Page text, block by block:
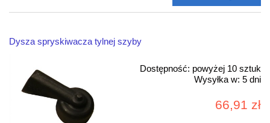
Dysza spryskiwacza tylnej szyby
Dostępność: powyżej 10 sztuk
Wysyłka w: 5 dni
66,91 zł